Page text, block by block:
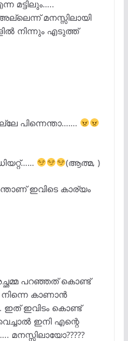
മട്ടിലും…..
മനസ്സിലായി
നിന്നും എടുത്ത്
പിന്നെന്താ…….
(ആത്മ, )
ഇവിടെ കാര്യം
പറഞ്ഞത് കൊണ്ട്
കാണാൻ
ഇവിടം കൊണ്ട്
ഇനി എന്റെ
മനസ്സിലായോ?????